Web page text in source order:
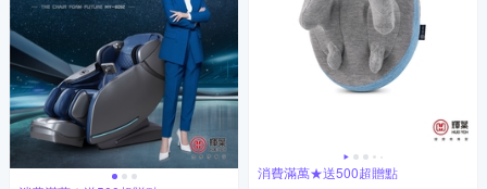
消費滿萬★送500超贈點